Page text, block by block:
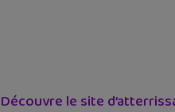
Découvre le site